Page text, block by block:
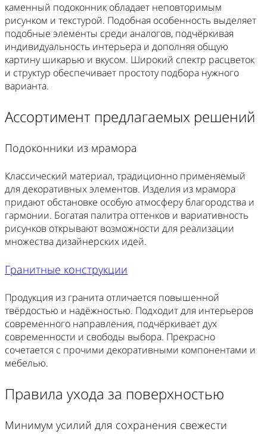
каменный подоконник обладает неповторимым
рисунком и текстурой. Подобная особенность выделяет
подобные элементы среди аналогов, подчёркивая
индивидуальность интерьера и дополняя общую
картину шикарью и вкусом. Широкий спектр расцветок
и структур обеспечивает простоту подбора нужного
варианта.
Ассортимент предлагаемых решений
Подоконники из мрамора
Классический материал, традиционно применяемый
для декоративных элементов. Изделия из мрамора
придают обстановке особую атмосферу благородства и
гармонии. Богатая палитра оттенков и вариативность
рисунков открывают возможности для реализации
множества дизайнерских идей.
Гранитные конструкции
Продукция из гранита отличается повышенной
твёрдостью и надёжностью. Подходит для интерьеров
современного направления, подчёркивает дух
современности и свободы выбора. Прекрасно
сочетается с прочими декоративными компонентами и
мебелью.
Правила ухода за поверхностью
Минимум усилий для сохранения свежести